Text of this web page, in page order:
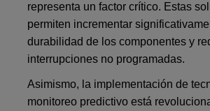
representa un factor crítico. Estas
permiten incrementar
durabilidad de los componentes y
interrupciones no programadas.
Asimismo, la implementación de
monitoreo predictivo está